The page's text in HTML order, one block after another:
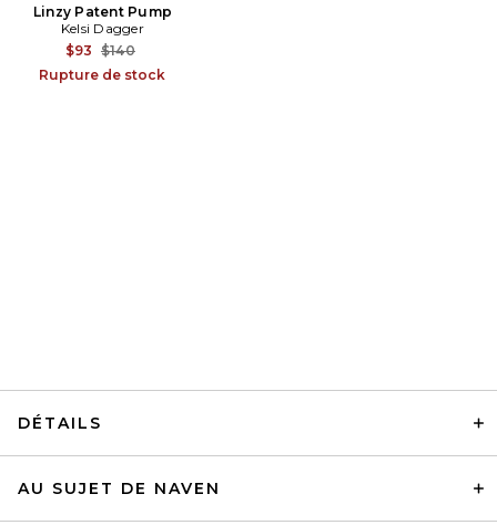
Linzy Patent Pump
Kelsi Dagger
$93 Previous price:
$140
Rupture de stock
DÉTAILS
AU SUJET DE NAVEN